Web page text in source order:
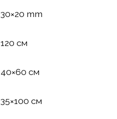
30×20 mm
120 см
40×60 см
35×100 см